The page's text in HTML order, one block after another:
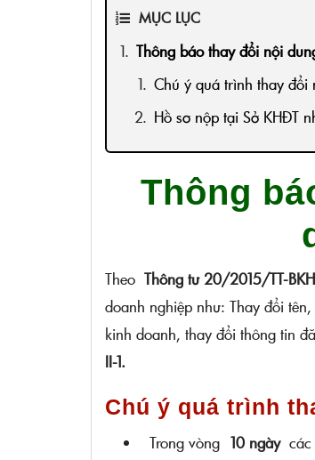
MỤC LỤC
Thông báo thay đổi nội
Chú ý quá trình thay đổi
Hồ sơ nộp tại Sở KHĐT
Thông
Theo Thông tư 20/2015/TT-
doanh nghiệp như: Thay đổi
kinh doanh, thay đổi thông tin
II-1.
Chú ý quá trình
Trong vòng 10 ngàycác